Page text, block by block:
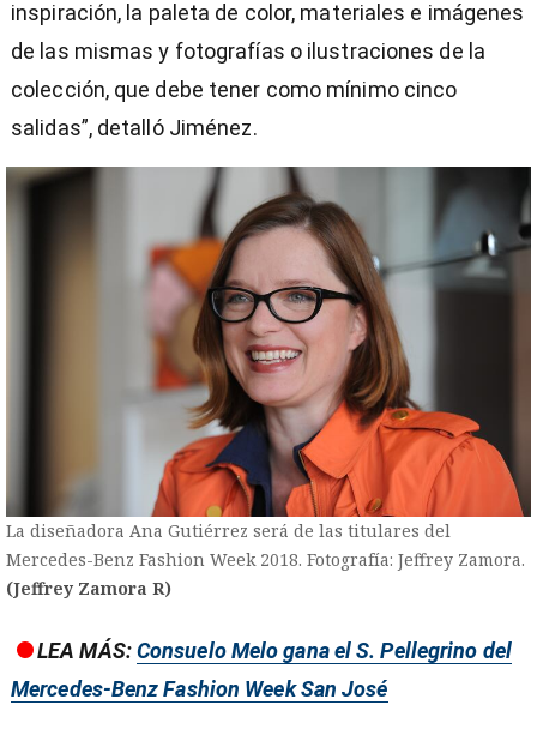
inspiración, la paleta de color, materiales e imágenes
de las mismas y fotografías o ilustraciones de la
colección, que debe tener como mínimo cinco
salidas”, detalló Jiménez.
La diseñadora Ana Gutiérrez será de las titulares del
Mercedes-Benz Fashion Week 2018. Fotografía: Jeffrey Zamora.
(Jeffrey Zamora R)
LEA MÁS:Consuelo Melo gana el S. Pellegrino del
Mercedes-Benz Fashion Week San José